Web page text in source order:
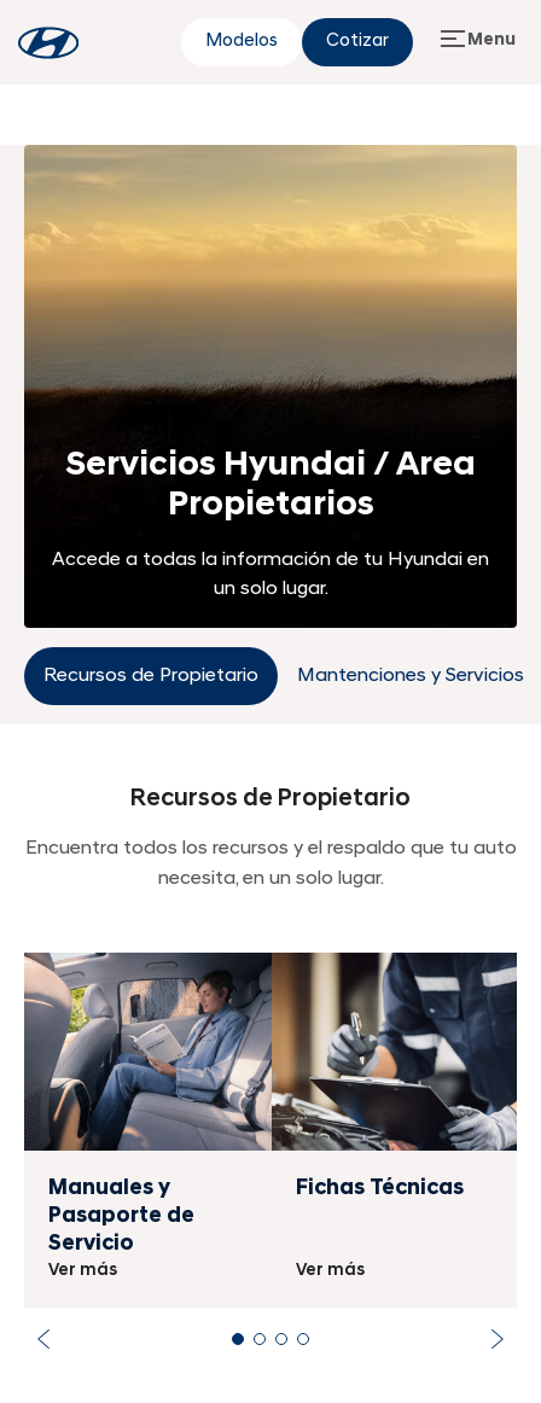
Modelos Cotizar Menu
Servicios Hyundai / Area
Propietarios
Accede a todas la información de tu Hyundai en
un solo lugar.
Recursos de Propietario Mantenciones y Servicios
Recursos de Propietario
Encuentra todos los recursos y el respaldo que tu auto
necesita, en un solo lugar.
Manuales y
Pasaporte de
Servicio
Ver más
Fichas Técnicas
Ver más